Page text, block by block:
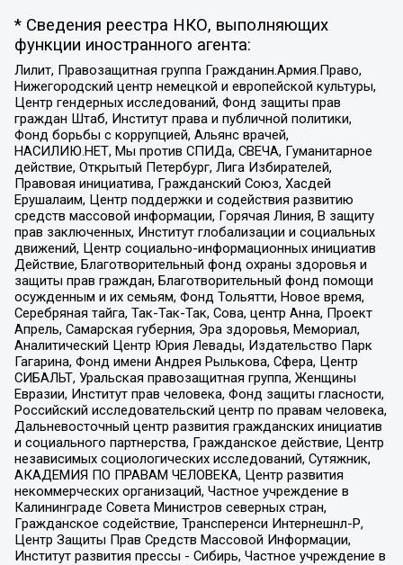
* Сведения реестра НКО, выполняющих
функции иностранного агента:
Лилит, Правозащитная группа Гражданин.Армия.Право,
Нижегородский центр немецкой и европейской культуры,
Центр гендерных исследований, Фонд защиты прав
граждан Штаб, Институт права и публичной политики,
Фонд борьбы с коррупцией, Альянс врачей,
НАСИЛИЮ.НЕТ, Мы против СПИДа, СВЕЧА, Гуманитарное
действие, Открытый Петербург, Лига Избирателей,
Правовая инициатива, Гражданский Союз, Хасдей
Ерушалаим, Центр поддержки и содействия развитию
средств массовой информации, Горячая Линия, В защиту
прав заключенных, Институт глобализации и социальных
движений, Центр социально-информационных инициатив
Действие, Благотворительный фонд охраны здоровья и
защиты прав граждан, Благотворительный фонд помощи
осужденным и их семьям, Фонд Тольятти, Новое время,
Серебряная тайга, Так-Так-Так, Сова, центр Анна, Проект
Апрель, Самарская губерния, Эра здоровья, Мемориал,
Аналитический Центр Юрия Левады, Издательство Парк
Гагарина, Фонд имени Андрея Рылькова, Сфера, Центр
СИБАЛЬТ, Уральская правозащитная группа, Женщины
Евразии, Институт прав человека, Фонд защиты гласности,
Российский исследовательский центр по правам человека,
Дальневосточный центр развития гражданских инициатив
и социального партнерства, Гражданское действие, Центр
независимых социологических исследований, Сутяжник,
АКАДЕМИЯ ПО ПРАВАМ ЧЕЛОВЕКА, Центр развития
некоммерческих организаций, Частное учреждение в
Калининграде Совета Министров северных стран,
Гражданское содействие, Трансперенси Интернешнл-Р,
Центр Защиты Прав Средств Массовой Информации,
Институт развития прессы - Сибирь, Частное учреждение в